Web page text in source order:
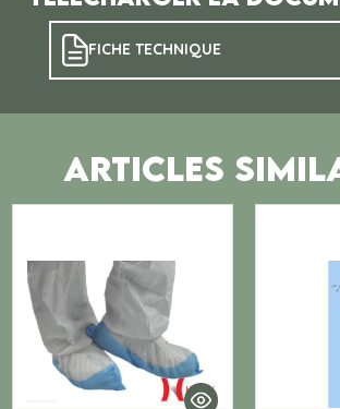
FICHE TECHNIQUE
ARTICLES